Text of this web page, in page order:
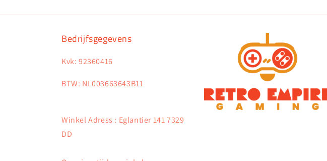
Bedrijfsgegevens
Kvk: 92360416
BTW: NL003663643B11
Winkel Adress : Eglantier 141 7329
DD